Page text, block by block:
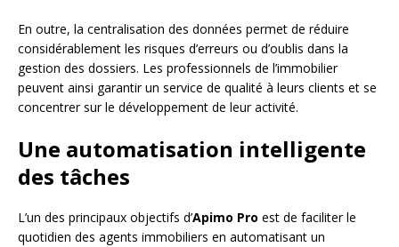
En outre, la centralisation des données permet de réduire
considérablement les risques d’erreurs ou d’oublis dans la
gestion des dossiers. Les professionnels de l’immobilier
peuvent ainsi garantir un service de qualité à leurs clients et se
concentrer sur le développement de leur activité.
Une automatisation intelligente
des tâches
L’un des principaux objectifs d’Apimo Pro est de faciliter le
quotidien des agents immobiliers en automatisant un